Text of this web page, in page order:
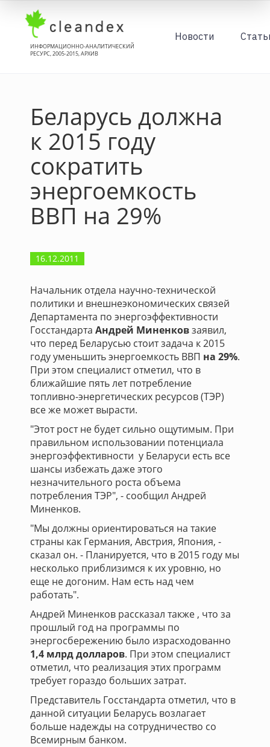
ИНФОРМАЦИОННО-АНАЛИТИЧЕСКИЙ
РЕСУРС, 2005-2015, АРХИВ
Новости
Беларусь должна
к 2015 году
сократить
энергоемкость
ВВП на 29%
16.12.2011
Начальник отдела научно-технической
политики и внешнеэкономических связей
Департамента по энергоэффективности
Госстандарта Андрей Миненковзаявил,
что перед Беларусью стоит задача к 2015
году уменьшить энергоемкость ВВП на 29%.
При этом специалист отметил, что в
ближайшие пять лет потребление
топливно-энергетических ресурсов (ТЭР)
все же может вырасти.
"Этот рост не будет сильно ощутимым. При
правильном использовании потенциала
энергоэффективности у Беларуси есть все
шансы избежать даже этого
незначительного роста объема
потребления ТЭР", - сообщил Андрей
Миненков.
"Мы должны ориентироваться на такие
страны как Германия, Австрия, Япония, -
сказал он. - Планируется, что в 2015 году мы
несколько приблизимся к их уровню, но
еще не догоним. Нам есть над чем
работать".
Андрей Миненков рассказал также , что за
прошлый год на программы по
энергосбережению было израсходованно
1,4 млрд долларов. При этом специалист
отметил, что реализация этих программ
требует гораздо больших затрат.
Представитель Госстандарта отметил, что в
данной ситуации Беларусь возлагает
больше надежды на сотрудничество со
Всемирным банком.